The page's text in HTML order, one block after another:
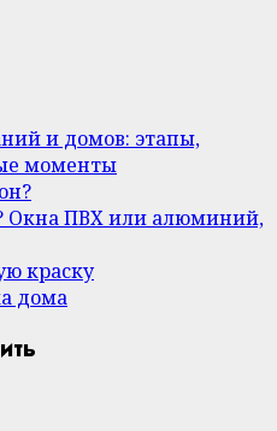
и домов: этапы,
моменты
Окна ПВХ или алюминий,
краску
дома